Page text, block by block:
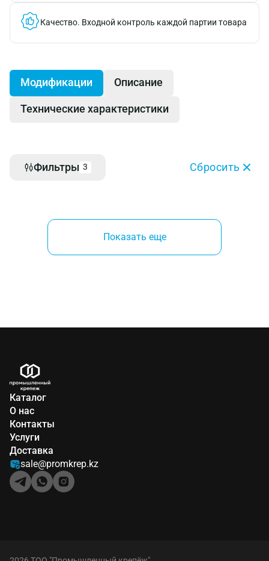
Качество. Входной контроль каждой партии товара
Модификации Описание
Технические характеристики
Фильтры 3 Сбросить
Показать еще
Каталог
О нас
Контакты
Услуги
Доставка
sale@promkrep.kz